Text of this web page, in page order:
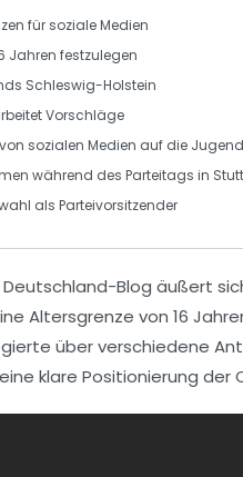
für soziale Medien
Jahren festzulegen
Schleswig-Holstein
Vorschläge
sozialen Medien auf die Jugend
während des Parteitags in
als Parteivorsitzender
Deutschland-Blog äußert
Altersgrenze von 16
über verschiedene
klare Positionierung der